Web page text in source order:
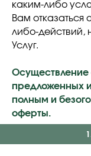
каким-либо
Вам отказаться
либо-действий,
Услуг.
предложенных
полным и
оферты.